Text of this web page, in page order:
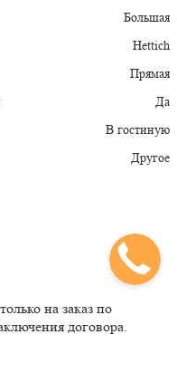
Большая
Hettich
Прямая
Да
В гостиную
Другое
на заказ по
договора.